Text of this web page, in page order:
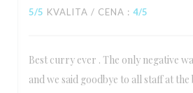
5/5 KVALITA / CENA : 4/5
Best curry ever . The only negative
and we said goodbye to all staff at